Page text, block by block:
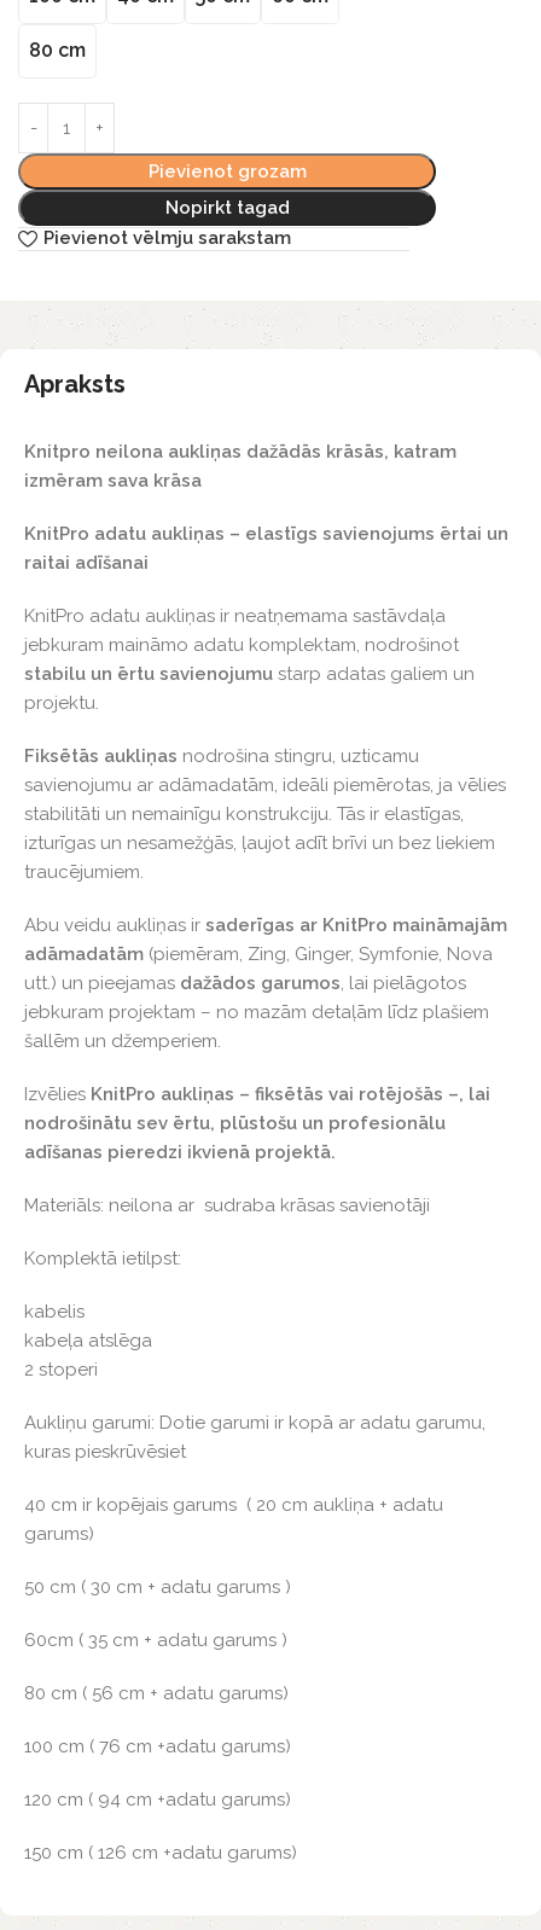
80 cm
Pievienot grozam
Nopirkt tagad
Pievienot vēlmju sarakstam
Apraksts
Knitpro neilona aukliņas dažādās krāsās, katram
izmēram sava krāsa
KnitPro adatu aukliņas – elastīgs savienojums ērtai un
raitai adīšanai
KnitPro adatu aukliņas ir neatņemama sastāvdaļa
jebkuram maināmo adatu komplektam, nodrošinot
stabilu un ērtu savienojumu starp adatas galiem un
projektu.
Fiksētās aukliņas nodrošina stingru, uzticamu
savienojumu ar adāmadatām, ideāli piemērotas, ja vēlies
stabilitāti un nemainīgu konstrukciju. Tās ir elastīgas,
izturīgas un nesamežģās, ļaujot adīt brīvi un bez liekiem
traucējumiem.
Abu veidu aukliņas ir saderīgas ar KnitPro maināmajām
adāmadatām (piemēram, Zing, Ginger, Symfonie, Nova
utt.) un pieejamas dažādos garumos, lai pielāgotos
jebkuram projektam – no mazām detaļām līdz plašiem
šallēm un džemperiem.
Izvēlies KnitPro aukliņas – fiksētās vai rotējošās –, lai
nodrošinātu sev ērtu, plūstošu un profesionālu
adīšanas pieredzi ikvienā projektā.
Materiāls: neilona ar sudraba krāsas savienotāji
Komplektā ietilpst:
kabelis
kabeļa atslēga
2 stoperi
Aukliņu garumi: Dotie garumi ir kopā ar adatu garumu,
kuras pieskrūvēsiet
40 cm ir kopējais garums ( 20 cm aukliņa + adatu
garums)
50 cm ( 30 cm + adatu garums )
60cm ( 35 cm + adatu garums )
80 cm ( 56 cm + adatu garums)
100 cm ( 76 cm +adatu garums)
120 cm ( 94 cm +adatu garums)
150 cm ( 126 cm +adatu garums)